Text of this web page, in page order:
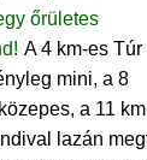
őrületes
A 4 km-es Túr
mini, a 8
a 11
lazán